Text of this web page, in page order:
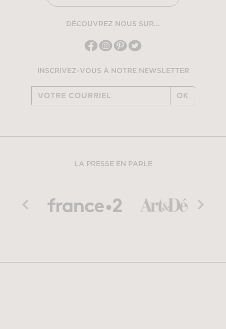
DÉCOUVREZ NOUS SUR...
INSCRIVEZ-VOUS À NOTRE NEWSLETTER
OK
LA PRESSE EN PARLE